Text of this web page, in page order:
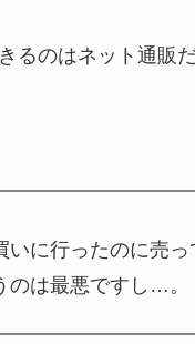
るのはネット通販
いに行ったのに売っ
のは最悪ですし…。